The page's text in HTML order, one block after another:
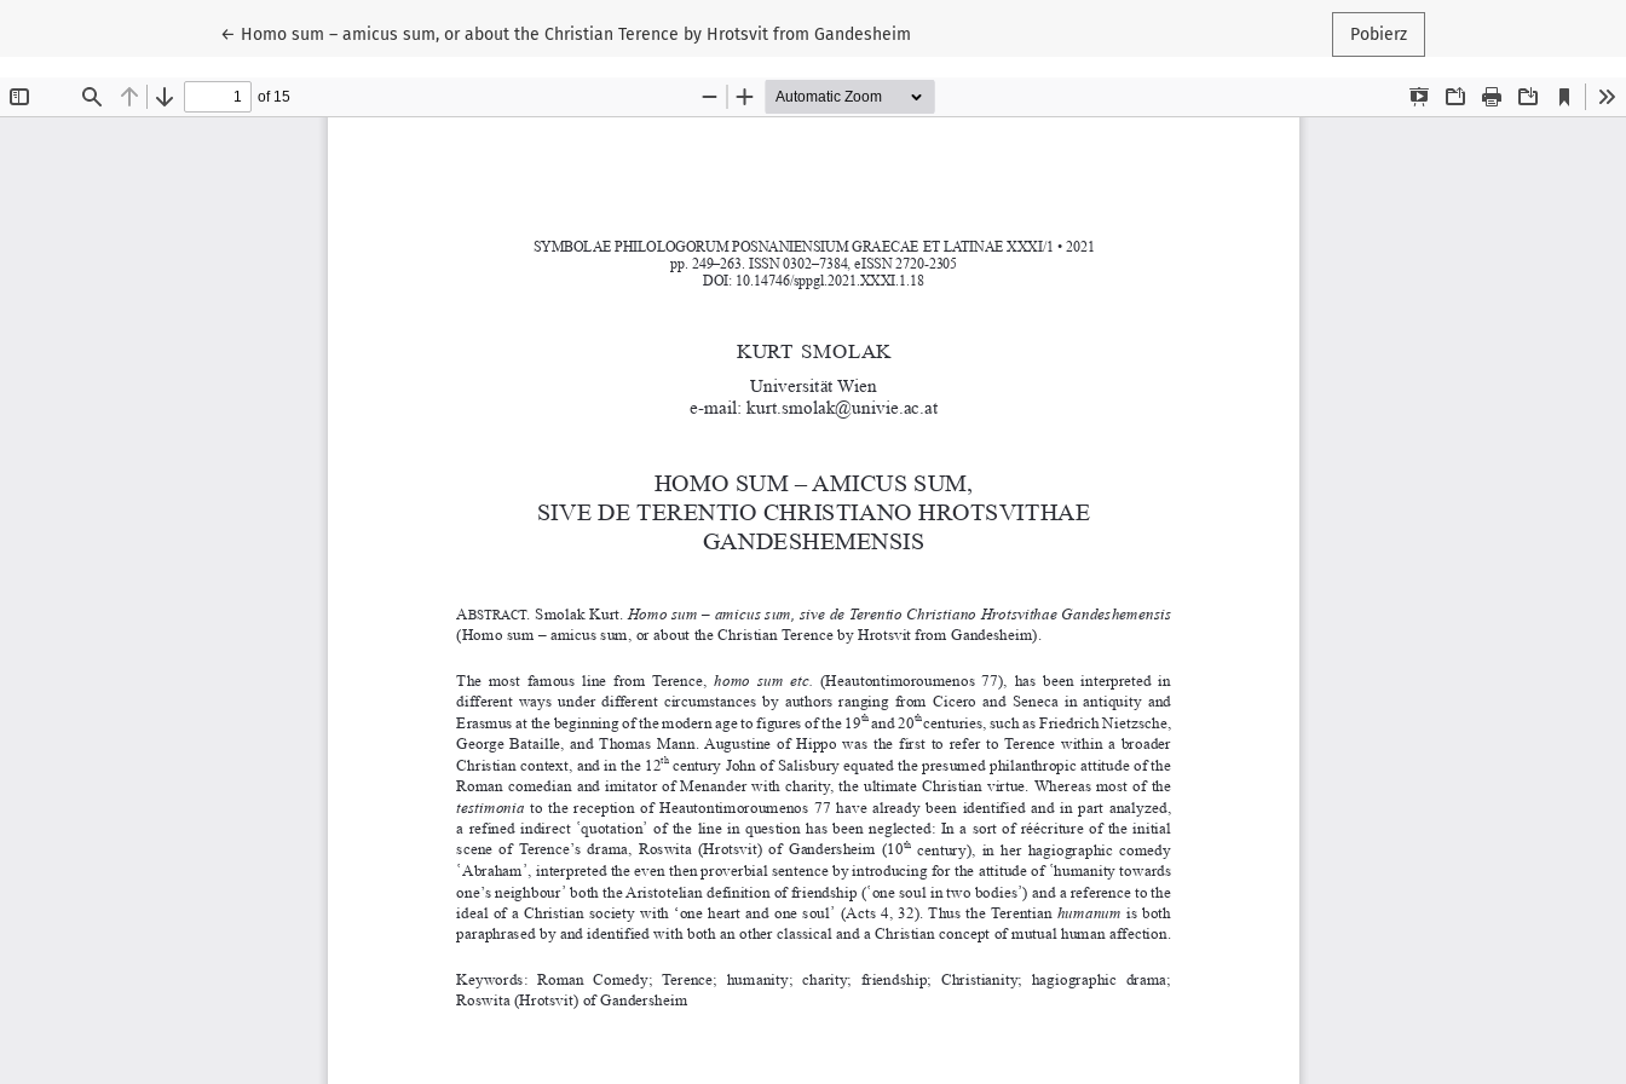
← Wróć do szczegółów artykułu
Homo sum – amicus sum, or about the Christian Terence by Hrotsvit from Gandesheim Pobierz